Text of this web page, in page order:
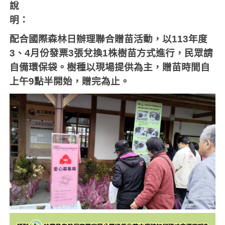
說
明：
配合國際森林日辦理聯合贈苗活動，以113年度
3 、4月份發票3張兌換1株樹苗方式進行，民眾請
自備環保袋。樹種以現場提供為主，贈苗時間自
上午9點半開始，贈完為止。